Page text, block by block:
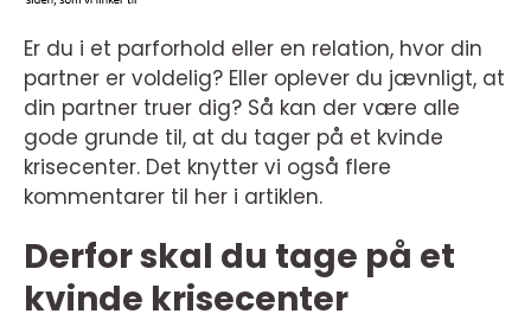
Er du i et parforhold eller en relation, hvor din
partner er voldelig? Eller oplever du jævnligt, at
din partner truer dig? Så kan der være alle
gode grunde til, at du tager på et kvinde
krisecenter. Det knytter vi også flere
kommentarer til her i artiklen.
Derfor skal du tage på et
kvinde krisecenter